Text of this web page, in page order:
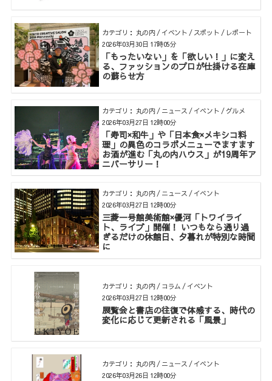
カテゴリ： 丸の内 / イベント / スポット / レポート
「もったいない」を「欲しい！」に変え
る、ファッションのプロが仕掛ける在庫
の蘇らせ方
2026年03月30日 17時05分
カテゴリ： 丸の内 / ニュース / イベント / グルメ
「寿司×和牛」や「日本食×メキシコ料
理」の異色のコラボメニューでますます
お酒が進む「丸の内ハウス」が19周年ア
ニバーサリー！
2026年03月27日 12時00分
カテゴリ： 丸の内 / ニュース / イベント
三菱一号館美術館×優河「トワイライ
ト、ライブ」開催！ いつもなら通り過
ぎるだけの休館日、夕暮れが特別な時間
に
2026年03月27日 12時00分
カテゴリ： 丸の内 / コラム / イベント
展覧会と書店の往復で体感する、時代の
変化に応じて更新される「風景」
2026年03月27日 12時00分
カテゴリ： 丸の内 / ニュース / イベント
2026年03月26日 12時00分